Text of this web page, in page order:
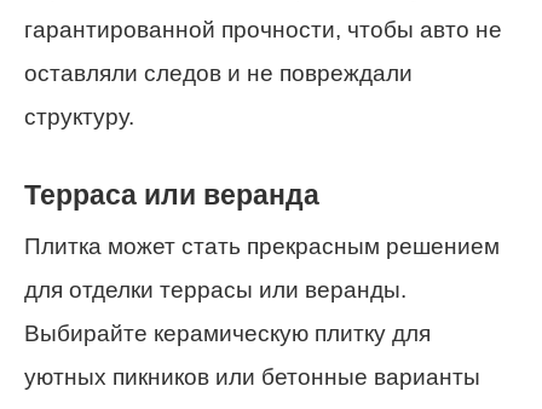
гарантированной прочности, чтобы авто не
оставляли следов и не повреждали
структуру.
Терраса или веранда
Плитка может стать прекрасным решением
для отделки террасы или веранды.
Выбирайте керамическую плитку для
уютных пикников или бетонные варианты